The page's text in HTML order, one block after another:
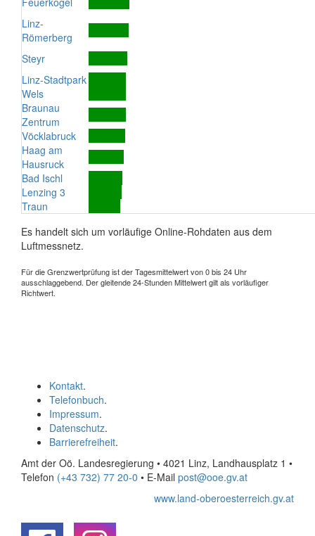
Linz-
Römerberg
Steyr
Linz-Stadtpark
Wels
Braunau
Zentrum
Vöcklabruck
Haag am
Hausruck
Bad Ischl
Lenzing 3
Traun
Es handelt sich um vorläufige Online-Rohdaten aus dem
Luftmessnetz.
Für die Grenzwertprüfung ist der Tagesmittelwert von 0 bis 24 Uhr
ausschlaggebend. Der gleitende 24-Stunden Mittelwert gilt als vorläufiger
Richtwert.
Kontakt.
Telefonbuch.
Impressum.
Datenschutz.
Barrierefreiheit.
Amt der Oö. Landesregierung • 4021 Linz, Landhausplatz 1 •
Telefon (+43 732) 77 20-0 • E-Mail post@ooe.gv.at
www.land-oberoesterreich.gv.at